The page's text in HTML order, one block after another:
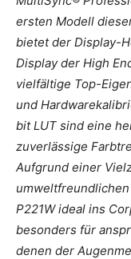
ersten Modell
bietet der Display-
Display der High
vielfältige Top-
und
bit LUT sind eine
zuverlässige
Aufgrund einer
P221W ideal ins
besonders für
denen der